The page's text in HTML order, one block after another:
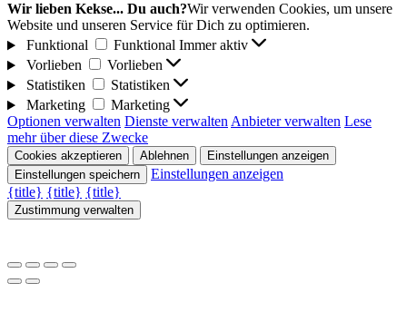
Wir lieben Kekse... Du auch?Wir verwenden Cookies, um unsere
Website und unseren Service für Dich zu optimieren.
Funktional
Funktional Immer aktiv
Vorlieben
Vorlieben
Statistiken
Statistiken
Marketing
Marketing
Optionen verwalten Dienste verwalten Anbieter verwalten Lese
mehr über diese Zwecke
Cookies akzeptieren Ablehnen
Einstellungen anzeigen
Einstellungen speichern
Einstellungen anzeigen
{title} {title} {title}
Zustimmung verwalten